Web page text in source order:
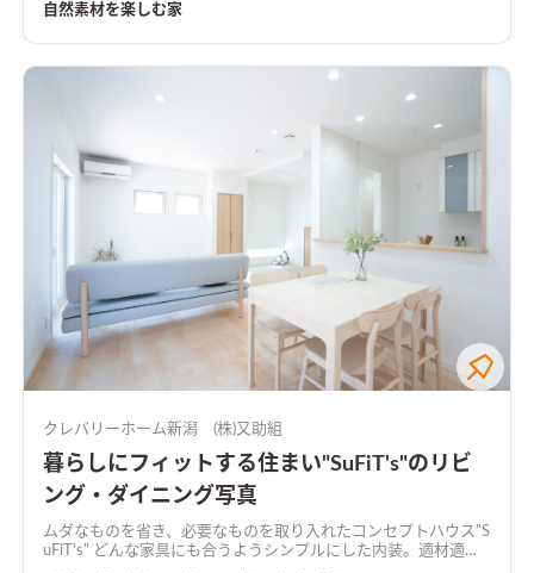
自然素材を楽しむ家
クレバリーホーム新潟 (株)又助組
暮らしにフィットする住まい"SuFiT's"のリビ
ング・ダイニング写真
ムダなものを省き、必要なものを取り入れたコンセプトハウス”S
uFiT's” どんな家具にも合うようシンプルにした内装。適材適所